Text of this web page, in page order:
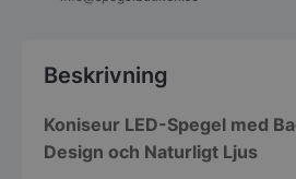
Beskrivning
Koniseur LED-Spegel med
Design och Naturligt Ljus